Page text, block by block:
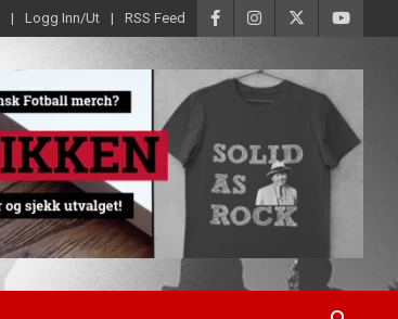
Logg Inn/Ut RSS Feed